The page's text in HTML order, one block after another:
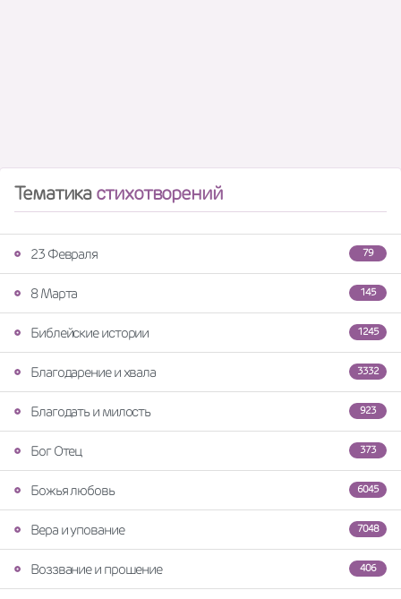
Тематикастихотворений
79
23 Февраля
145
8 Марта
1245
Библейские истории
3332
Благодарение и хвала
923
Благодать и милость
373
Бог Отец
6045
Божья любовь
7048
Вера и упование
406
Воззвание и прошение